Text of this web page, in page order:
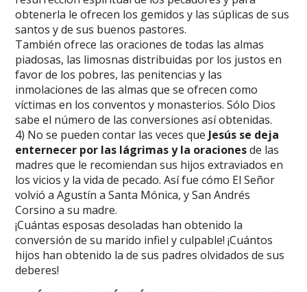
obtenerla le ofrecen los gemidos y las súplicas de sus
santos y de sus buenos pastores.
También ofrece las oraciones de todas las almas
piadosas, las limosnas distribuidas por los justos en
favor de los pobres, las penitencias y las
inmolaciones de las almas que se ofrecen como
víctimas en los conventos y monasterios. Sólo Dios
sabe el número de las conversiones así obtenidas.
4) No se pueden contar las veces que Jesús se deja
enternecer por las lágrimas y la oracionesde las
madres que le recomiendan sus hijos extraviados en
los vicios y la vida de pecado. Así fue cómo El Señor
volvió a Agustín a Santa Mónica, y San Andrés
Corsino a su madre.
¡Cuántas esposas desoladas han obtenido la
conversión de su marido infiel y culpable! ¡Cuántos
hijos han obtenido la de sus padres olvidados de sus
deberes!